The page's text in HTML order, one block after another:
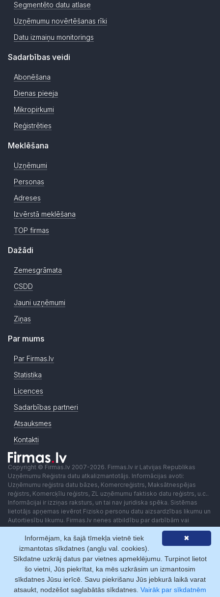
Segmentēto datu atlase
Uzņēmumu novērtēšanas rīki
Datu izmaiņu monitorings
Sadarbības veidi
Abonēšana
Dienas pieeja
Mikropirkumi
Reģistrēties
Meklēšana
Uzņēmumi
Personas
Adreses
Izvērstā meklēšana
TOP firmas
Dažādi
Zemesgrāmata
CSDD
Jauni uzņēmumi
Ziņas
Par mums
Par Firmas.lv
Statistika
Licences
Sadarbības partneri
Atsauksmes
Kontakti
Copyright © Firmas.lv 2007-2026. Firmas.lv ir Latvijas Republikas
Uzņēmumu Reģistra datu atkalizmantotājs. Informācijas avoti:
Uzņēmumu reģistra datu bāzes, Komercreģistrs, Maksātnespējas
reģistrs, Komercķīlu reģistrs, ZL uzņēmumu faktisko datu reģistrs, u.c..
Informācijai ir izziņas raksturs, un tai nav juridiska spēka. Sistēmas
lietotājs apņemas ievērot Fizisko personu datu aizsardzības likumu un
Autortiesību likumu. Firmas.lv nenes atbildību par darbībām vai
lēmumiem, kas balstīti uz saņemto pakalpojumu. Lietotājam aizliegts
izmantot jebkādas automatizētas sistēmas vai iekārtas (robotus)
piekļuvei sistēmai bez rakstiskas saskaņošanas ar Firmas.lv. Galvenā
redaktore: Ingūna Pempere.
Lietošanas noteikumi
Privātuma politika Norēķini ar
✖
Informējam, ka šajā tīmekļa vietnē tiek
izmantotas sīkdatnes (angļu val. cookies).
Sīkdatne uzkrāj datus par vietnes apmeklējumu. Turpinot lietot
šo vietni, Jūs piekrītat, ka mēs uzkrāsim un izmantosim
sīkdatnes Jūsu ierīcē. Savu piekrišanu Jūs jebkurā laikā varat
atsaukt, nodzēšot saglabātās sīkdatnes. Vairāk par sīkdatnēm